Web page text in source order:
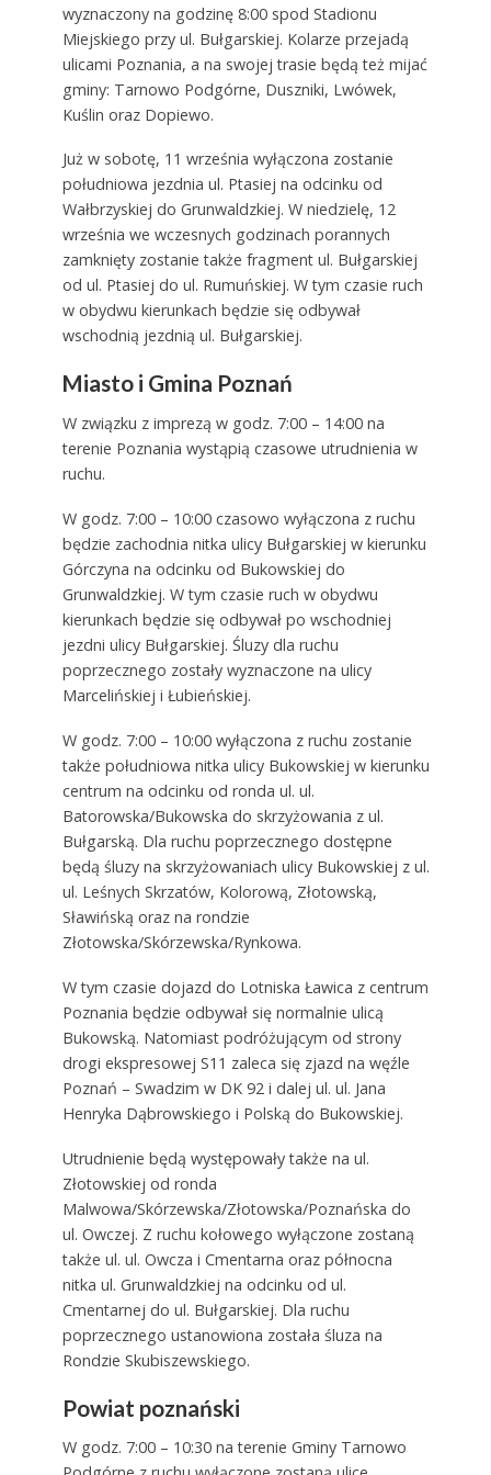
wyznaczony na godzinę 8:00 spod Stadionu
Miejskiego przy ul. Bułgarskiej. Kolarze przejadą
ulicami Poznania, a na swojej trasie będą też mijać
gminy: Tarnowo Podgórne, Duszniki, Lwówek,
Kuślin oraz Dopiewo.
Już w sobotę, 11 września wyłączona zostanie
południowa jezdnia ul. Ptasiej na odcinku od
Wałbrzyskiej do Grunwaldzkiej. W niedzielę, 12
września we wczesnych godzinach porannych
zamknięty zostanie także fragment ul. Bułgarskiej
od ul. Ptasiej do ul. Rumuńskiej. W tym czasie ruch
w obydwu kierunkach będzie się odbywał
wschodnią jezdnią ul. Bułgarskiej.
Miasto i Gmina Poznań
W związku z imprezą w godz. 7:00 – 14:00 na
terenie Poznania wystąpią czasowe utrudnienia w
ruchu.
W godz. 7:00 – 10:00 czasowo wyłączona z ruchu
będzie zachodnia nitka ulicy Bułgarskiej w kierunku
Górczyna na odcinku od Bukowskiej do
Grunwaldzkiej. W tym czasie ruch w obydwu
kierunkach będzie się odbywał po wschodniej
jezdni ulicy Bułgarskiej. Śluzy dla ruchu
poprzecznego zostały wyznaczone na ulicy
Marcelińskiej i Łubieńskiej.
W godz. 7:00 – 10:00 wyłączona z ruchu zostanie
także południowa nitka ulicy Bukowskiej w kierunku
centrum na odcinku od ronda ul. ul.
Batorowska/Bukowska do skrzyżowania z ul.
Bułgarską. Dla ruchu poprzecznego dostępne
będą śluzy na skrzyżowaniach ulicy Bukowskiej z ul.
ul. Leśnych Skrzatów, Kolorową, Złotowską,
Sławińską oraz na rondzie
Złotowska/Skórzewska/Rynkowa.
W tym czasie dojazd do Lotniska Ławica z centrum
Poznania będzie odbywał się normalnie ulicą
Bukowską. Natomiast podróżującym od strony
drogi ekspresowej S11 zaleca się zjazd na węźle
Poznań – Swadzim w DK 92 i dalej ul. ul. Jana
Henryka Dąbrowskiego i Polską do Bukowskiej.
Utrudnienie będą występowały także na ul.
Złotowskiej od ronda
Malwowa/Skórzewska/Złotowska/Poznańska do
ul. Owczej. Z ruchu kołowego wyłączone zostaną
także ul. ul. Owcza i Cmentarna oraz północna
nitka ul. Grunwaldzkiej na odcinku od ul.
Cmentarnej do ul. Bułgarskiej. Dla ruchu
poprzecznego ustanowiona została śluza na
Rondzie Skubiszewskiego.
Powiat poznański
W godz. 7:00 – 10:30 na terenie Gminy Tarnowo